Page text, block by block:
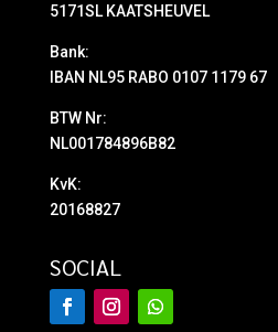
5171SL KAATSHEUVEL
Bank:
IBAN NL95 RABO 0107 1179 67
BTW Nr:
NL001784896B82
KvK:
20168827
SOCIAL